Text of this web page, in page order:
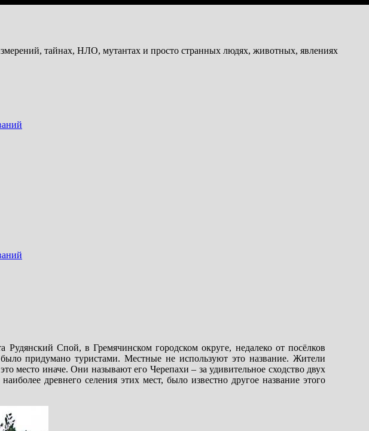
тайнах, НЛО, мутантах и просто странных людях, животных, явлениях
Спой, в Гремячинском городском округе, недалеко от посёлков
придумано туристами. Местные не используют это название. Жители
иначе. Они называют его Черепахи – за удивительное сходство двух
древнего селения этих мест, было известно другое название этого